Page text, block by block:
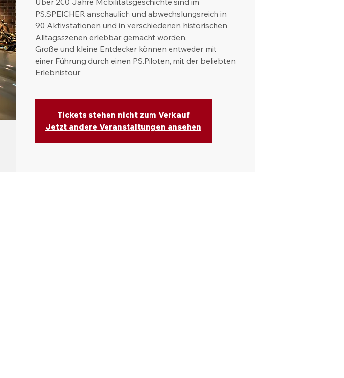
Über 200 Jahre Mobilitätsgeschichte sind im
PS.SPEICHER anschaulich und abwechslungsreich in
90 Aktivstationen und in verschiedenen historischen
Alltagsszenen erlebbar gemacht worden.
Große und kleine Entdecker können entweder mit
einer Führung durch einen PS.Piloten, mit der beliebten
Erlebnistour
Tickets stehen nicht zum Verkauf
Jetzt andere Veranstaltungen ansehen